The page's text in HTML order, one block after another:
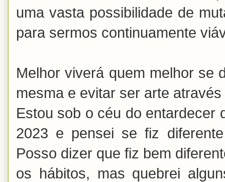
uma vasta possibilidade de
para sermos continuamente
Melhor viverá quem melhor se
mesma e evitar ser arte
Estou sob o céu do entardecer
2023 e pensei se fiz
Posso dizer que fiz bem
os hábitos, mas quebrei